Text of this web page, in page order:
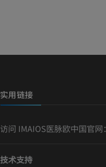
实用链接
访问 IMAIOS医脉欧中国官网：
技术支持